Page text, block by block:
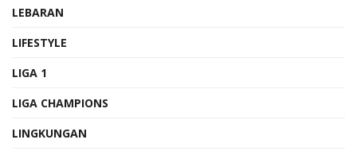
LEBARAN
LIFESTYLE
LIGA 1
LIGA CHAMPIONS
LINGKUNGAN